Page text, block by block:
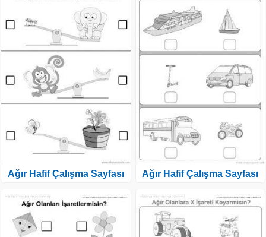
Ağır Hafif Çalışma Sayfası Ağır Hafif Çalışma Sayfası